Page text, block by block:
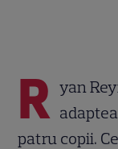
R yan
patru copii.